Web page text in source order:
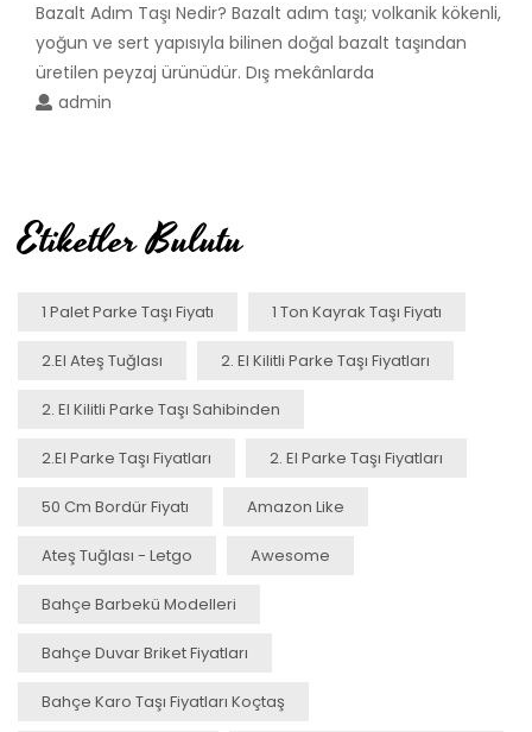
Bazalt Adım Taşı Nedir? Bazalt adım taşı; volkanik kökenli,
yoğun ve sert yapısıyla bilinen doğal bazalt taşından
üretilen peyzaj ürünüdür. Dış mekânlarda
admin
Etiketler Bulutu
1 Palet Parke Taşı Fiyatı 1 Ton Kayrak Taşı Fiyatı
2.el Ateş Tuğlası 2. El Kilitli Parke Taşı Fiyatları
2. El Kilitli Parke Taşı Sahibinden
2.el Parke Taşı Fiyatları 2. El Parke Taşı Fiyatları
50 Cm Bordür Fiyatı Amazon Like
Ateş Tuğlası - Letgo Awesome
Bahçe Barbekü Modelleri
Bahçe Duvar Briket Fiyatları
Bahçe Karo Taşı Fiyatları Koçtaş